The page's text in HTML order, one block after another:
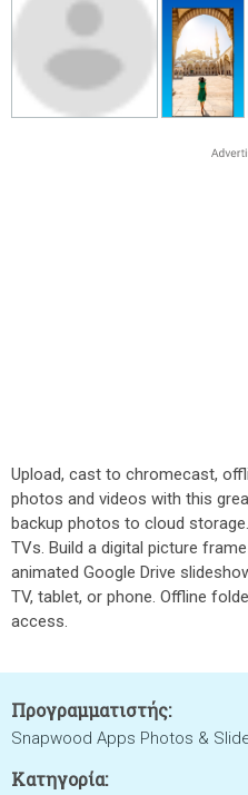
Upload, cast to chromecast,
photos and videos with this
backup photos to cloud
TVs. Build a digital picture
animated Google Drive
TV, tablet, or phone. Offline
access.
Προγραμματιστής:
Snapwood Apps Photos &
Κατηγορία: